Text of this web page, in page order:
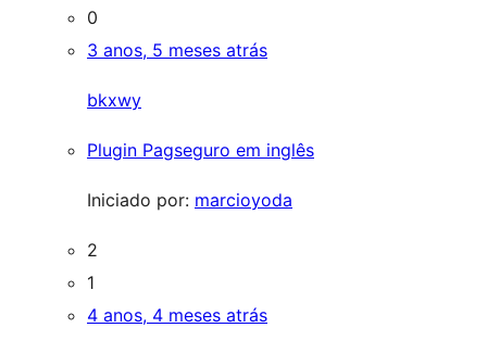
0
3 anos, 5 meses atrás
bkxwy
Plugin Pagseguro em inglês
Iniciado por: marcioyoda
2
1
4 anos, 4 meses atrás